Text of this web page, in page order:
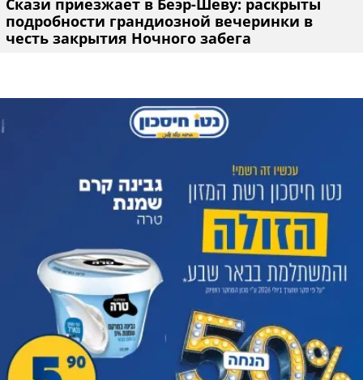
подробности грандиозной вечеринки в
честь закрытия Ночного забега